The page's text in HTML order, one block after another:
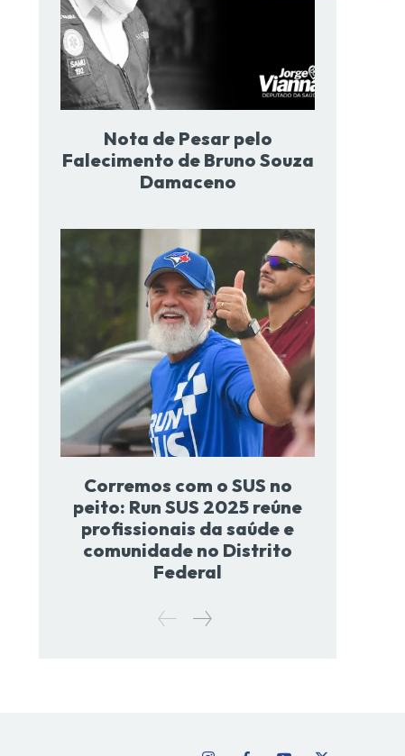
Nota de Pesar pelo
Falecimento de Bruno Souza
Damaceno
Corremos com o SUS no
peito: Run SUS 2025 reúne
profissionais da saúde e
comunidade no Distrito
Federal